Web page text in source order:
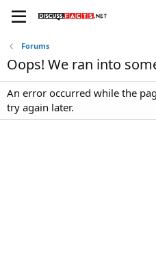
Forums
Oops! We ran into
An error occurred while the
try again later.